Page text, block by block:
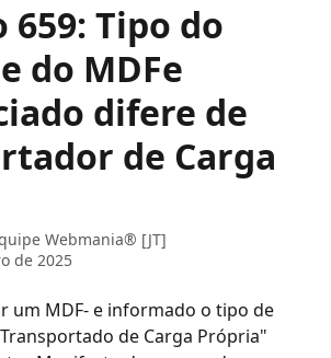
659: Tipo do
do MDFe
difere de
de Carga
Webmania® [JT]
de 2025
um MDF- e informado o tipo de
de Carga Própria"